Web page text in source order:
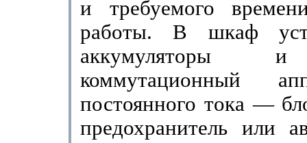
и требуемого
работы. В шкаф
аккумуляторы
коммутационный
постоянного тока —
предохранитель или